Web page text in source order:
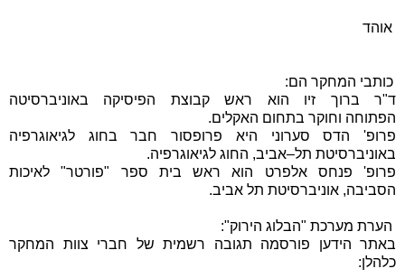
אוהד
כותבי המחקר הם:
ד"ר ברוך זיו הוא ראש קבוצת הפיסיקה באוניברסיטה
הפתוחה וחוקר בתחום האקלים.
פרופ' הדס סערוני היא פרופסור חבר בחוג לגיאוגרפיה
באוניברסיטת תל–אביב, החוג לגיאוגרפיה.
פרופ' פנחס אלפרט הוא ראש בית ספר "פורטר" לאיכות
הסביבה, אוניברסיטת תל אביב.
הערת מערכת "הבלוג הירוק":
באתר הידען פורסמה תגובה רשמית של חברי צוות המחקר
כלהלן: